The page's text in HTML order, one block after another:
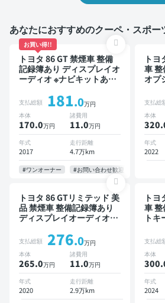
あなたにおすすめのクーペ・スポー
お買い得!!
トヨタ 86 GT 禁煙車 整備
記録簿あり ディスプレイオ
ーディオ ※ナビキットあり
トキー ETC バックモニタ
ー
支払総額 181.0万円
本体
170.0万円
諸費用
11.0万円
年式
2017
走行距離
4.7万km
#ワンオーナー #お問い合わせ歓迎
ト
車
オプ
ー ド
支払総
本体
年式
2022
トヨタ 86 GTリミテッド 美
品 禁煙車 整備記録簿あり
ディスプレイオーディオ
ニター ドライブレコーダー
支払総額 276.0万円
本体
265.0万円
諸費用
11.0万円
年式
2020
走行距離
2.9万km
ト
車
トキ
支払総
本体
年式
2024